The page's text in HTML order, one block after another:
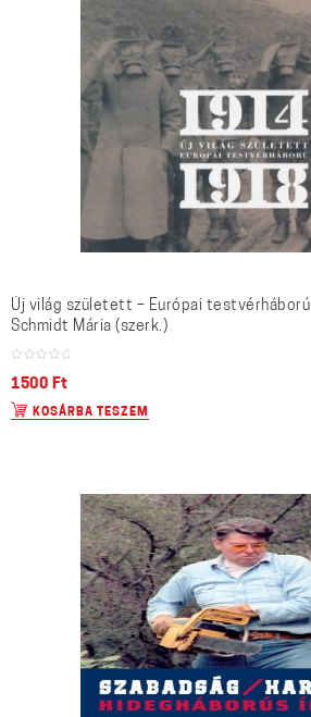
Új világ született – Európai testvérháború
Schmidt Mária (szerk.)
1500 Ft
KOSÁRBA TESZEM